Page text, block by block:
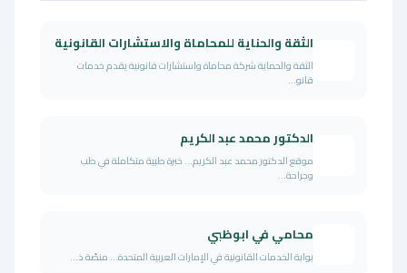
الثقة والحناية للمحاماة والاستشارات القانونية
الثقة والحماية شركة محاماة واستشارات قانونية يقدم خدمات
قانو...
الدكتور محمد عبد الكريم
موقع الدكتور محمد عبد الكريم… خبرة طبية متكاملة في طب
وجراحة...
محامي في ابوظبي
بوابة الخدمات القانونية في الإمارات العربية المتحدة… منصّة ذ...